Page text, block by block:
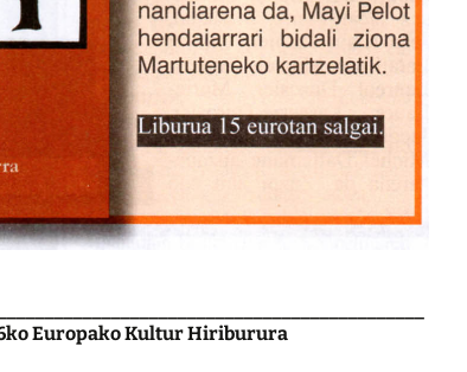
Europako Kultur Hiriburura